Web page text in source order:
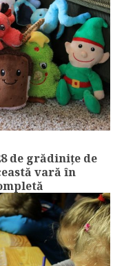
de grădiniţe de
vară în